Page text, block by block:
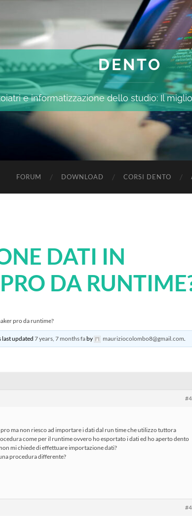
DENTO
e informatizzazione dello studio: Il
FORUM DOWNLOAD CORSI DENTO
DATI IN
DA
pro da runtime?
last updated7 years, 7 months faby mauriziocolombo8@gmail.com
ma non riesco ad importare i dati dal run time che utilizzo tuttora
come per il runtime ovvero ho esportato i dati ed ho aperto dento
mi chiede di effettuare importazione dati?
procedura differente?